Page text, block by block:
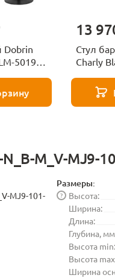
Dobrin
5019-
13
Стул
Charly
12988
M_V-MJ9-
MJ9-101-
Размеры:
Высота:
?
Ширина:
Длина:
Глубина,
Высота min:
Высота
Ширина